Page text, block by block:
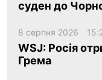
суден до
8 серпня 2026
WSJ: Росія
Грема